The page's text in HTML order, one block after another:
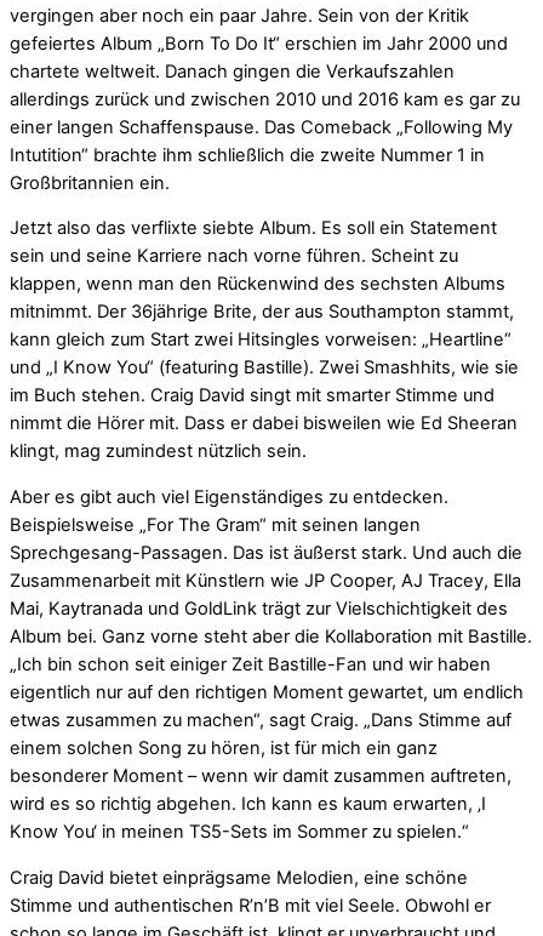
vergingen aber noch ein paar Jahre. Sein von der Kritik
gefeiertes Album „Born To Do It“ erschien im Jahr 2000 und
chartete weltweit. Danach gingen die Verkaufszahlen
allerdings zurück und zwischen 2010 und 2016 kam es gar zu
einer langen Schaffenspause. Das Comeback „Following My
Intutition“ brachte ihm schließlich die zweite Nummer 1 in
Großbritannien ein.
Jetzt also das verflixte siebte Album. Es soll ein Statement
sein und seine Karriere nach vorne führen. Scheint zu
klappen, wenn man den Rückenwind des sechsten Albums
mitnimmt. Der 36jährige Brite, der aus Southampton stammt,
kann gleich zum Start zwei Hitsingles vorweisen: „Heartline“
und „I Know You“ (featuring Bastille). Zwei Smashhits, wie sie
im Buch stehen. Craig David singt mit smarter Stimme und
nimmt die Hörer mit. Dass er dabei bisweilen wie Ed Sheeran
klingt, mag zumindest nützlich sein.
Aber es gibt auch viel Eigenständiges zu entdecken.
Beispielsweise „For The Gram“ mit seinen langen
Sprechgesang-Passagen. Das ist äußerst stark. Und auch die
Zusammenarbeit mit Künstlern wie JP Cooper, AJ Tracey, Ella
Mai, Kaytranada und GoldLink trägt zur Vielschichtigkeit des
Album bei. Ganz vorne steht aber die Kollaboration mit Bastille.
„Ich bin schon seit einiger Zeit Bastille-Fan und wir haben
eigentlich nur auf den richtigen Moment gewartet, um endlich
etwas zusammen zu machen“, sagt Craig. „Dans Stimme auf
einem solchen Song zu hören, ist für mich ein ganz
besonderer Moment – wenn wir damit zusammen auftreten,
wird es so richtig abgehen. Ich kann es kaum erwarten, ‚I
Know You‘ in meinen TS5-Sets im Sommer zu spielen.“
Craig David bietet einprägsame Melodien, eine schöne
Stimme und authentischen R’n’B mit viel Seele. Obwohl er